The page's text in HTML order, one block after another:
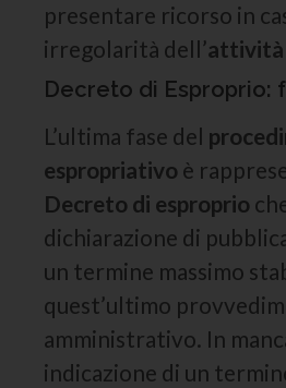
presentare ricorso in
irregolarità dell’attività
Decreto di Esproprio:
L’ultima fase del
espropriativo è
Decreto di esproprio
dichiarazione di
un termine massimo
quest’ultimo
amministrativo. In
indicazione di un